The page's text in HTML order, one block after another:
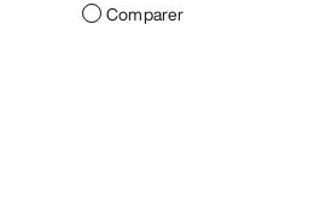
Comparer